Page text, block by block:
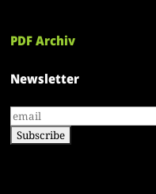
PDF Archiv
Newsletter